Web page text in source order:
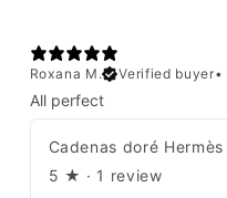
Roxana M.
Verified buyer•
All perfect
Cadenas doré Hermès
5 ★ · 1 review